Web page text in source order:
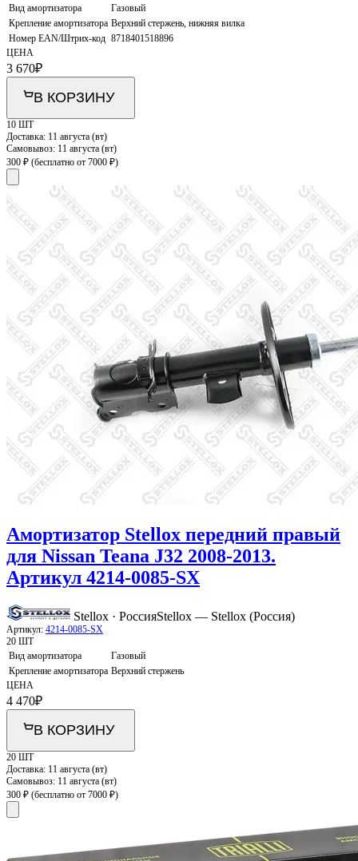
Вид амортизатора
Газовый
Крепление амортизатора Верхний стержень, нижняя вилка
Номер EAN/Штрих-код 8718401518896
ЦЕНА
3 670₽
В КОРЗИНУ
10 ШТ
Доставка: 11 августа (вт)
Самовывоз: 11 августа (вт)
300 ₽ (бесплатно от 7000 ₽)
Амортизатор Stellox передний правый
для Nissan Teana J32 2008-2013.
Артикул 4214-0085-SX
Stellox · РоссияStellox — Stellox (Россия)
Артикул: 4214-0085-SX
20 ШТ
Вид амортизатора
Газовый
Крепление амортизатора Верхний стержень
ЦЕНА
4 470₽
В КОРЗИНУ
20 ШТ
Доставка: 11 августа (вт)
Самовывоз: 11 августа (вт)
300 ₽ (бесплатно от 7000 ₽)